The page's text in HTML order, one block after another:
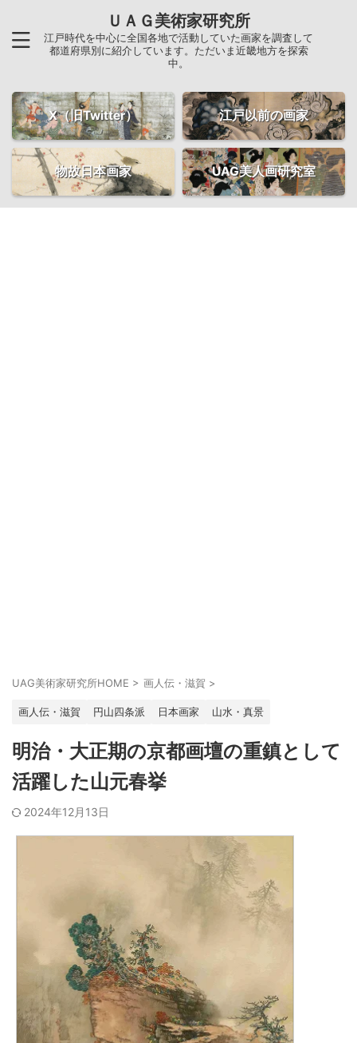
ＵＡＧ美術家研究所
江戸時代を中心に全国各地で活動していた画家を調査して
都道府県別に紹介しています。ただいま近畿地方を探索
中。
X（旧Twitter） 江戸以前の画家
物故日本画家 UAG美人画研究室
UAG美術家研究所HOME > 画人伝・滋賀 >
画人伝・滋賀 円山四条派 日本画家 山水・真景
明治・大正期の京都画壇の重鎮として
活躍した山元春挙
2024年12月13日